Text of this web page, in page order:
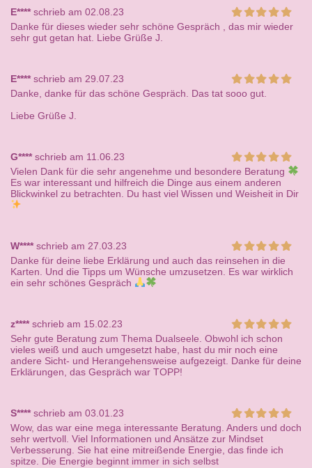
E****schrieb am 02.08.23
Danke für dieses wieder sehr schöne Gespräch , das mir wieder
sehr gut getan hat. Liebe Grüße J.
E****schrieb am 29.07.23
Danke, danke für das schöne Gespräch. Das tat sooo gut.
Liebe Grüße J.
G****schrieb am 11.06.23
Vielen Dank für die sehr angenehme und besondere Beratung
Es war interessant und hilfreich die Dinge aus einem anderen
Blickwinkel zu betrachten. Du hast viel Wissen und Weisheit in Dir
W****schrieb am 27.03.23
Danke für deine liebe Erklärung und auch das reinsehen in die
Karten. Und die Tipps um Wünsche umzusetzen. Es war wirklich
ein sehr schönes Gespräch
z****schrieb am 15.02.23
Sehr gute Beratung zum Thema Dualseele. Obwohl ich schon
vieles weiß und auch umgesetzt habe, hast du mir noch eine
andere Sicht- und Herangehensweise aufgezeigt. Danke für deine
Erklärungen, das Gespräch war TOPP!
S****schrieb am 03.01.23
Wow, das war eine mega interessante Beratung. Anders und doch
sehr wertvoll. Viel Informationen und Ansätze zur Mindset
Verbesserung. Sie hat eine mitreißende Energie, das finde ich
spitze. Die Energie beginnt immer in sich selbst